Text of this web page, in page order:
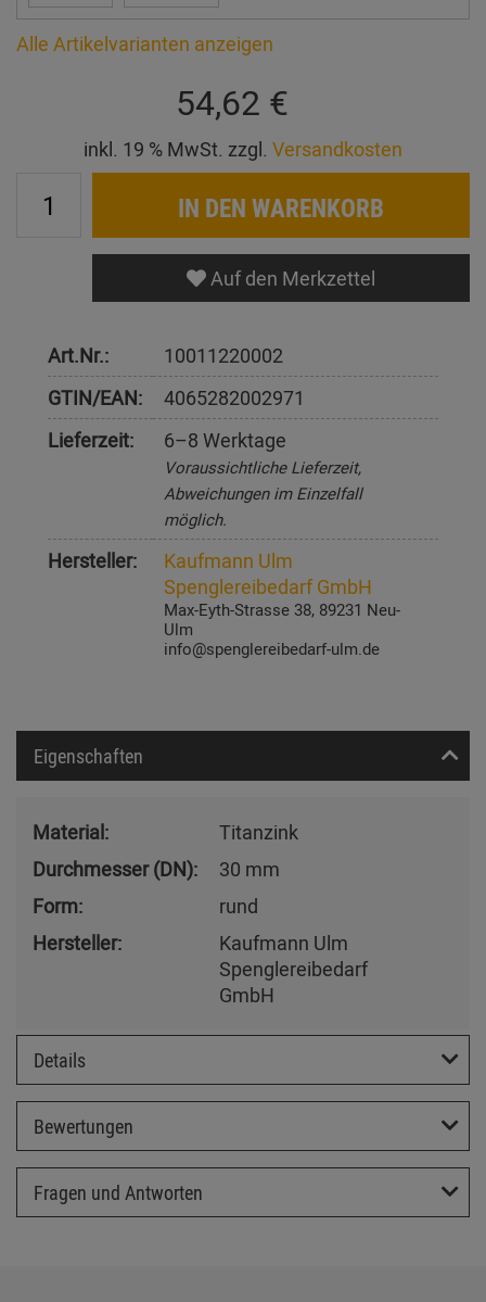
Alle Artikelvarianten anzeigen
54,62 €
inkl. 19 % MwSt. zzgl. Versandkosten
IN DEN WARENKORB
Auf den Merkzettel
Art.Nr.:
10011220002
GTIN/EAN:
4065282002971
Lieferzeit:
6–8 Werktage
Voraussichtliche Lieferzeit,
Abweichungen im Einzelfall
möglich.
Hersteller:
Kaufmann Ulm
Spenglereibedarf GmbH
Max-Eyth-Strasse 38, 89231 Neu-
Ulm
info@spenglereibedarf-ulm.de
Eigenschaften
Material:
Titanzink
Durchmesser (DN):
30 mm
Form:
rund
Hersteller:
Kaufmann Ulm
Spenglereibedarf
GmbH
Details
Bewertungen
Fragen und Antworten